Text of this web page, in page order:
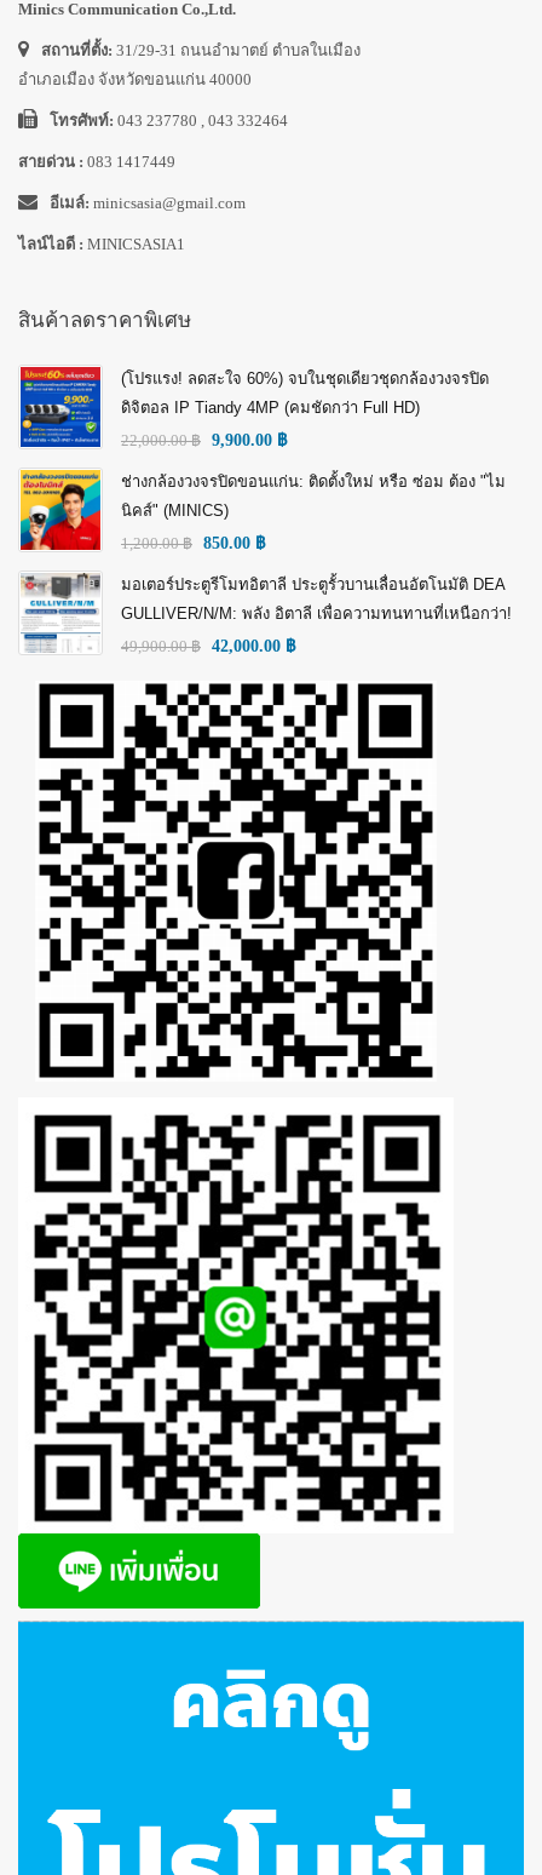
Minics Communication Co.,Ltd.
สถานที่ตั้ง: 31/29-31 ถนนอำมาตย์ ตำบลในเมือง
อำเภอเมือง จังหวัดขอนแก่น 40000
โทรศัพท์: 043 237780 , 043 332464
สายด่วน : 083 1417449
อีเมล์: minicsasia@gmail.com
ไลน์ไอดี : MINICSASIA1
สินค้าลดราคาพิเศษ
(โปรแรง! ลดสะใจ 60%) จบในชุดเดียวชุดกล้องวงจรปิด
ดิจิตอล IP Tiandy 4MP (คมชัดกว่า Full HD)
22,000.00฿ 9,900.00 ฿
ช่างกล้องวงจรปิดขอนแก่น: ติดตั้งใหม่ หรือ ซ่อม ต้อง "ไม
นิคส์" (MINICS)
1,200.00฿ 850.00 ฿
มอเตอร์ประตูรีโมทอิตาลี ประตูรั้วบานเลื่อนอัตโนมัติ DEA
GULLIVER/N/M: พลัง อิตาลี เพื่อความทนทานที่เหนือกว่า!
49,900.00฿ 42,000.00 ฿